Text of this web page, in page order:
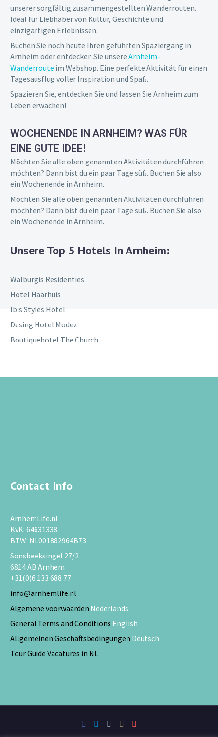
unserer sorgfältig zusammengestellten Wanderrouten.
Ideal für Liebhaber von Kultur, Geschichte und
einzigartigen Erlebnissen.
Buchen Sie noch heute Ihren geführten Spaziergang in
Arnheim oder entdecken Sie unsere Arnheim-
Wanderroute im Webshop. Eine perfekte Aktivität für einen
Tagesausflug voller Inspiration und Spaß.
Spazieren Sie, entdecken Sie und lassen Sie Arnheim zum
Leben erwachen!
WOCHENENDE IN ARNHEIM? WAS FÜR
EINE GUTE IDEE!
Möchten Sie alle oben genannten Aktivitäten durchführen
möchten? Dann bist du ein paar Tage süß. Buchen Sie also
ein Wochenende in Arnheim.
Möchten Sie alle oben genannten Aktivitäten durchführen
möchten? Dann bist du ein paar Tage süß. Buchen Sie also
ein Wochenende in Arnheim.
Unsere Top 5 Hotels In Arnheim:
Walburgis Residenties
Hotel Haarhuis
Ibis Styles Hotel
Desing Hotel Modez
Boutiquehotel The Church
Contact Info
ArnhemLife.nl
KvK: 64631338
BTW: NL001882964B73
Sonsbeeksingel 27/2
6814 AB Arnhem
+31(0)6 133 688 77
info@arnhemlife.nl
Algemene voorwaarden Nederlands
General Terms and Conditions English
Allgemeinen Geschäftsbedingungen Deutsch
Tour Guide Vacatures in NL